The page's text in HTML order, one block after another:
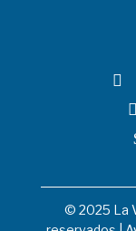


© 2025 La